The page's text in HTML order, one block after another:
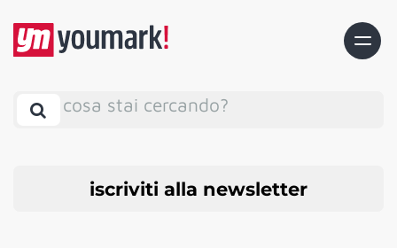
cosa stai cercando?
iscriviti alla newsletter